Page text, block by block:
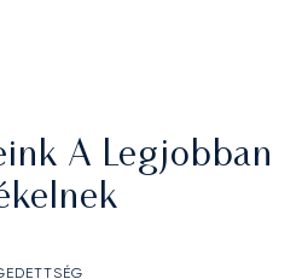
A Legjobban